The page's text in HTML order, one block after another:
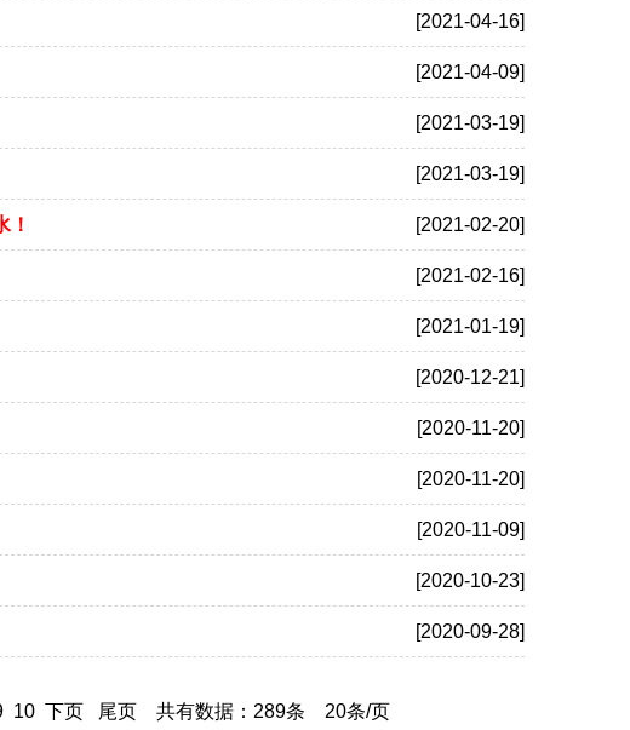
[2021-04-16]
[2021-04-09]
[2021-03-19]
[2021-03-19]
[2021-02-20]
！
[2021-02-16]
[2021-01-19]
[2020-12-21]
[2020-11-20]
[2020-11-20]
[2020-11-09]
[2020-10-23]
[2020-09-28]
10 下页 尾页共有数据：289条 20条/页